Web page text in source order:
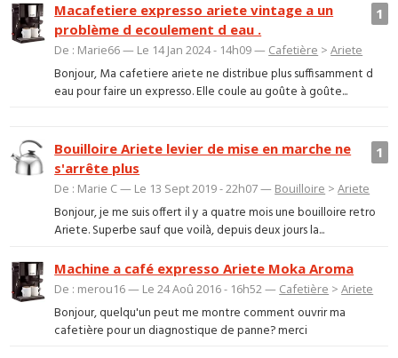
1
Macafetiere expresso ariete vintage a un
problème d ecoulement d eau .
De : Marie66 — Le 14 Jan 2024 - 14h09 — Cafetière >Ariete
Bonjour, Ma cafetiere ariete ne distribue plus suffisamment d
eau pour faire un expresso. Elle coule au goûte à goûte...
1
Bouilloire Ariete levier de mise en marche ne
s'arrête plus
De : Marie C — Le 13 Sept 2019 - 22h07 — Bouilloire >Ariete
Bonjour, je me suis offert il y a quatre mois une bouilloire retro
Ariete. Superbe sauf que voilà, depuis deux jours la...
Machine a café expresso Ariete Moka Aroma
De : merou16 — Le 24 Aoû 2016 - 16h52 — Cafetière >Ariete
Bonjour, quelqu'un peut me montre comment ouvrir ma
cafetière pour un diagnostique de panne? merci